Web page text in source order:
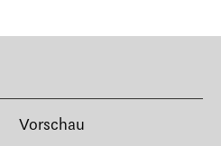
Vorschau